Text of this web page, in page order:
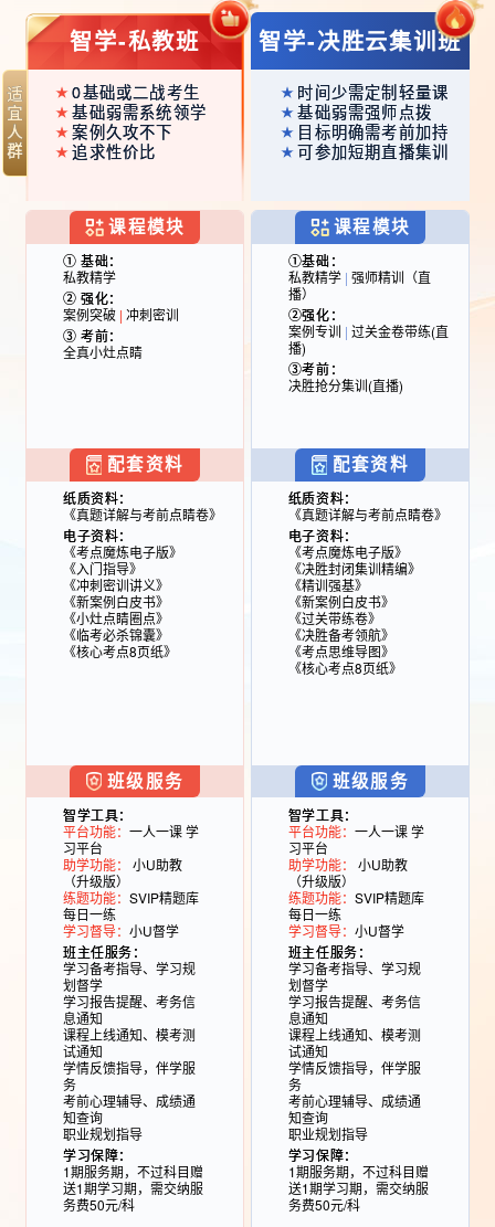
智学-私教班
0基础或二战考生
基础弱需系统领学
案例久攻不下
追求性价比
课程模块
① 基础：
私教精学
② 强化：
案例突破 | 冲刺密训
③ 考前：
全真小灶点睛
配套资料
纸质资料：
《真题详解与考前点睛卷》
电子资料：
《考点魔炼电子版》
《入门指导》
《冲刺密训讲义》
《新案例白皮书》
《小灶点睛圈点》
《临考必杀锦囊》
《核心考点8页纸》
班级服务
智学工具：
平台功能： 一人一课 学
习平台
助学功能：
小U助教
（升级版）
练题功能： SVIP精题库
每日一练
学习督导： 小U督学
班主任服务：
学习备考指导、学习规
划督学
学习报告提醒、考务信
息通知
课程上线通知、模考测
试通知
学情反馈指导，伴学服
务
考前心理辅导、成绩通
知查询
职业规划指导
学习保障：
1期服务期，不过科目赠
送1期学习期，需交纳服
务费50元/科
智学-决胜云集训班
时间少需定制轻量课
基础弱需强师点拨
目标明确需考前加持
可参加短期直播集训
课程模块
①基础：
私教精学 | 强师精训（直
播）
②强化：
案例专训 | 过关金卷带练(直
播)
③考前：
决胜抢分集训(直播)
配套资料
纸质资料：
《真题详解与考前点睛卷》
电子资料：
《考点魔炼电子版》
《决胜封闭集训精编》
《精训强基》
《新案例白皮书》
《过关带练卷》
《决胜备考领航》
《考点思维导图》
《核心考点8页纸》
班级服务
智学工具：
平台功能： 一人一课 学
习平台
助学功能：
小U助教
（升级版）
练题功能： SVIP精题库
每日一练
学习督导： 小U督学
班主任服务：
学习备考指导、学习规
划督学
学习报告提醒、考务信
息通知
课程上线通知、模考测
试通知
学情反馈指导，伴学服
务
考前心理辅导、成绩通
知查询
职业规划指导
学习保障：
1期服务期，不过科目赠
送1期学习期，需交纳服
务费50元/科